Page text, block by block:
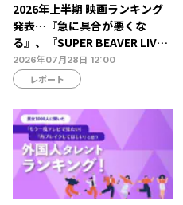
2026年上半期 映画ランキング
発表…『急に具合が悪くな
る』、『SUPER BEAVER LIVE
& DOCUMENTARY -現在地-』
が第1位を獲得【Filmarks調
べ】
2026年07月28日 12:00
レポート